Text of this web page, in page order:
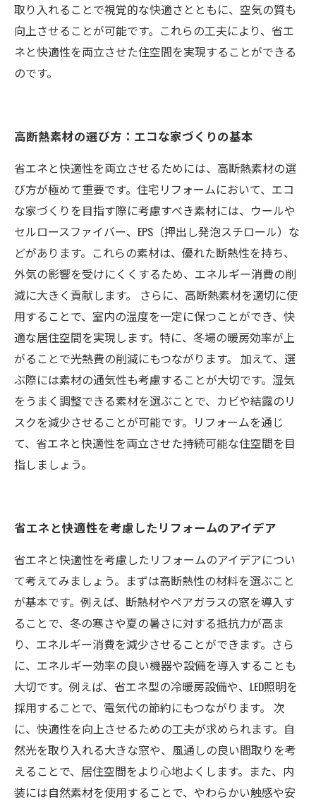
取り入れることで視覚的な快適さとともに、空気の質も
向上させることが可能です。これらの工夫により、省エ
ネと快適性を両立させた住空間を実現することができる
のです。
高断熱素材の選び方：エコな家づくりの基本
省エネと快適性を両立させるためには、高断熱素材の選
び方が極めて重要です。住宅リフォームにおいて、エコ
な家づくりを目指す際に考慮すべき素材には、ウールや
セルロースファイバー、EPS（押出し発泡スチロール）な
どがあります。これらの素材は、優れた断熱性を持ち、
外気の影響を受けにくくするため、エネルギー消費の削
減に大きく貢献します。 さらに、高断熱素材を適切に使
用することで、室内の温度を一定に保つことができ、快
適な居住空間を実現します。特に、冬場の暖房効率が上
がることで光熱費の削減にもつながります。 加えて、選
ぶ際には素材の通気性も考慮することが大切です。湿気
をうまく調整できる素材を選ぶことで、カビや結露のリ
スクを減少させることが可能です。リフォームを通じ
て、省エネと快適性を両立させた持続可能な住空間を目
指しましょう。
省エネと快適性を考慮したリフォームのアイデア
省エネと快適性を考慮したリフォームのアイデアについ
て考えてみましょう。まずは高断熱性の材料を選ぶこと
が基本です。例えば、断熱材やペアガラスの窓を導入す
ることで、冬の寒さや夏の暑さに対する抵抗力が高ま
り、エネルギー消費を減少させることができます。さら
に、エネルギー効率の良い機器や設備を導入することも
大切です。例えば、省エネ型の冷暖房設備や、LED照明を
採用することで、電気代の節約にもつながります。 次
に、快適性を向上させるための工夫が求められます。自
然光を取り入れる大きな窓や、風通しの良い間取りを考
えることで、居住空間をより心地よくします。また、内
装には自然素材を使用することで、やわらかい触感や安